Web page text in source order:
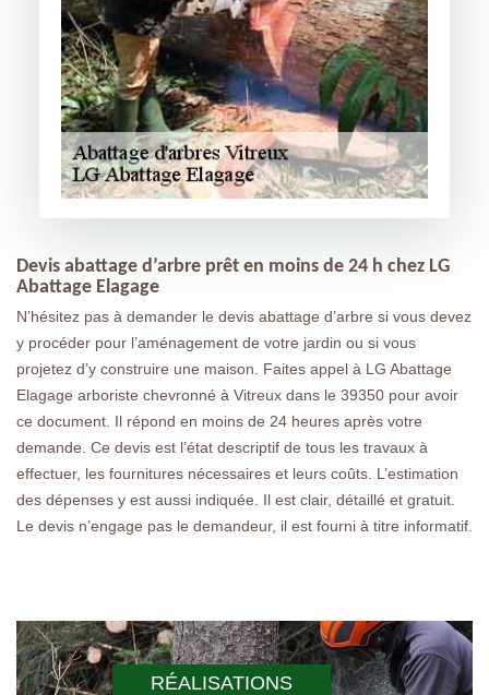
RÉALISATIONS
Devis abattage d’arbre prêt en moins de 24 h chez LG
Abattage Elagage
N’hésitez pas à demander le devis abattage d’arbre si vous devez
y procéder pour l’aménagement de votre jardin ou si vous
projetez d’y construire une maison. Faites appel à LG Abattage
Elagage arboriste chevronné à Vitreux dans le 39350 pour avoir
ce document. Il répond en moins de 24 heures après votre
demande. Ce devis est l’état descriptif de tous les travaux à
effectuer, les fournitures nécessaires et leurs coûts. L’estimation
des dépenses y est aussi indiquée. Il est clair, détaillé et gratuit.
Le devis n’engage pas le demandeur, il est fourni à titre informatif.